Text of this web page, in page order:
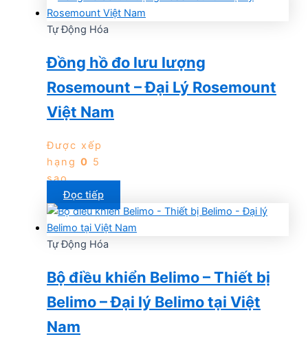
Tự Động Hóa
Đồng hồ đo lưu lượng
Rosemount – Đại Lý Rosemount
Việt Nam
Được xếp
hạng 0 5
sao
Đọc tiếp
Tự Động Hóa
Bộ điều khiển Belimo – Thiết bị
Belimo – Đại lý Belimo tại Việt
Nam